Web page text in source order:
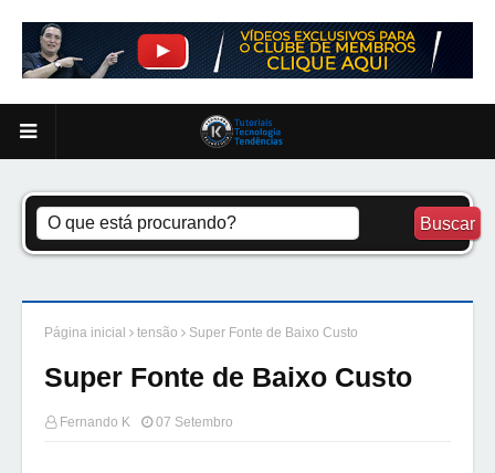
Página inicial tensão Super Fonte de Baixo Custo
Super Fonte de Baixo Custo
Fernando K 07 Setembro